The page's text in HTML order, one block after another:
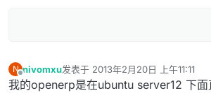
N
离线
nivomxu发表于 2013年2月20日 上午11:11
最后由 编辑
我的openerp是在ubuntu server12 下